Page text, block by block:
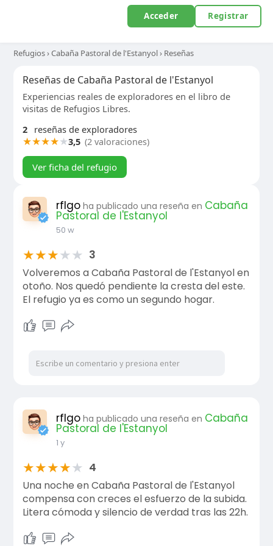
Acceder Registrar
Refugios›Cabaña Pastoral de l'Estanyol› Reseñas
Reseñas de Cabaña Pastoral de l'Estanyol
Experiencias reales de exploradores en el libro de
visitas de Refugios Libres.
2
reseñas de exploradores
★★★★★3,5 (2 valoraciones)
Ver ficha del refugio
rflgo ha publicado una reseña en Cabaña
Pastoral de l'Estanyol
50 w
★★★★★ 3
Volveremos a Cabaña Pastoral de l'Estanyol en
otoño. Nos quedó pendiente la cresta del este.
El refugio ya es como un segundo hogar.
rflgo ha publicado una reseña en Cabaña
Pastoral de l'Estanyol
1 y
★★★★★ 4
Una noche en Cabaña Pastoral de l'Estanyol
compensa con creces el esfuerzo de la subida.
Litera cómoda y silencio de verdad tras las 22h.